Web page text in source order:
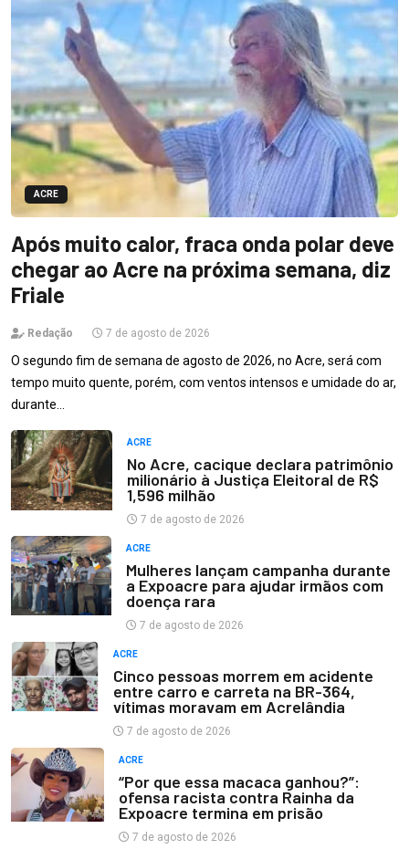
ACRE
Após muito calor, fraca onda polar deve
chegar ao Acre na próxima semana, diz
Friale
Redação 7 de agosto de 2026
O segundo fim de semana de agosto de 2026, no Acre, será com
tempo muito quente, porém, com ventos intensos e umidade do ar,
durante…
ACRE
No Acre, cacique declara patrimônio
milionário à Justiça Eleitoral de R$
1,596 milhão
7 de agosto de 2026
ACRE
Mulheres lançam campanha durante
a Expoacre para ajudar irmãos com
doença rara
7 de agosto de 2026
ACRE
Cinco pessoas morrem em acidente
entre carro e carreta na BR-364,
vítimas moravam em Acrelândia
7 de agosto de 2026
ACRE
“Por que essa macaca ganhou?”:
ofensa racista contra Rainha da
Expoacre termina em prisão
7 de agosto de 2026